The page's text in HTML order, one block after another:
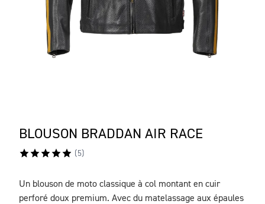
BLOUSON BRADDAN AIR RACE
( 5)
DESCRIPTION
Un blouson de moto classique à col montant en cuir
perforé doux premium. Avec du matelassage aux épaules